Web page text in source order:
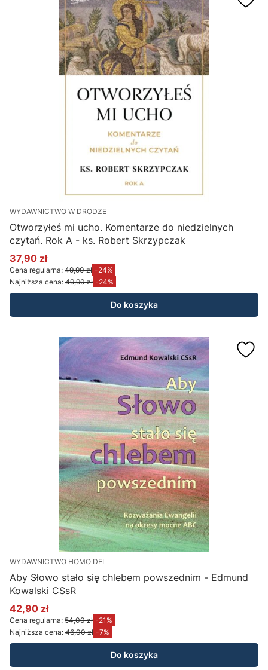
WYDAWNICTWO W DRODZE
Otworzyłeś mi ucho. Komentarze do niedzielnych
czytań. Rok A - ks. Robert Skrzypczak
Cena promocyjna
37,90 zł
Cena regularna: 49,90 zł -24%
Najniższa cena: 49,90 zł -24%
Do koszyka
WYDAWNICTWO HOMO DEI
Aby Słowo stało się chlebem powszednim - Edmund
Kowalski CSsR
Cena promocyjna
42,90 zł
Cena regularna: 54,00 zł -21%
Najniższa cena: 46,00 zł -7%
Do koszyka